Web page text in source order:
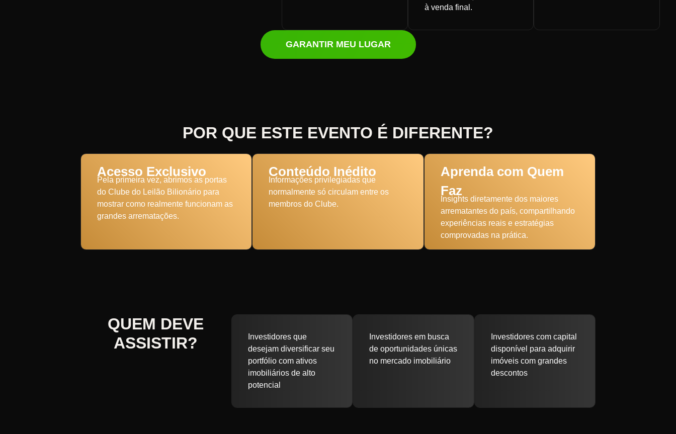
à venda final.
GARANTIR MEU LUGAR
POR QUE ESTE EVENTO É DIFERENTE?
Acesso Exclusivo
Pela primeira vez, abrimos as portas
do Clube do Leilão Bilionário para
mostrar como realmente funcionam as
grandes arrematações.
Conteúdo Inédito
Informações privilegiadas que
normalmente só circulam entre os
membros do Clube.
Aprenda com Quem
Faz
Insights diretamente dos maiores
arrematantes do país, compartilhando
experiências reais e estratégias
comprovadas na prática.
QUEM DEVE
ASSISTIR?
Investidores que
desejam diversificar seu
portfólio com ativos
imobiliários de alto
potencial
Investidores em busca
de oportunidades únicas
no mercado imobiliário
Investidores com capital
disponível para adquirir
imóveis com grandes
descontos